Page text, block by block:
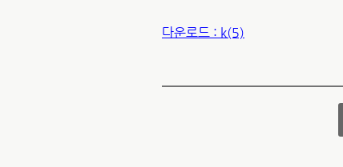
다운로드 : k(5)